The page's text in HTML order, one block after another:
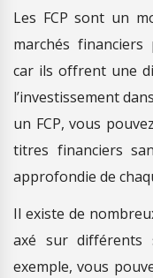
Les FCP sont un
marchés
car ils offrent une
l’investissement
un FCP, vous
titres financiers
approfondie de
Il existe de
axé sur différents
exemple, vous